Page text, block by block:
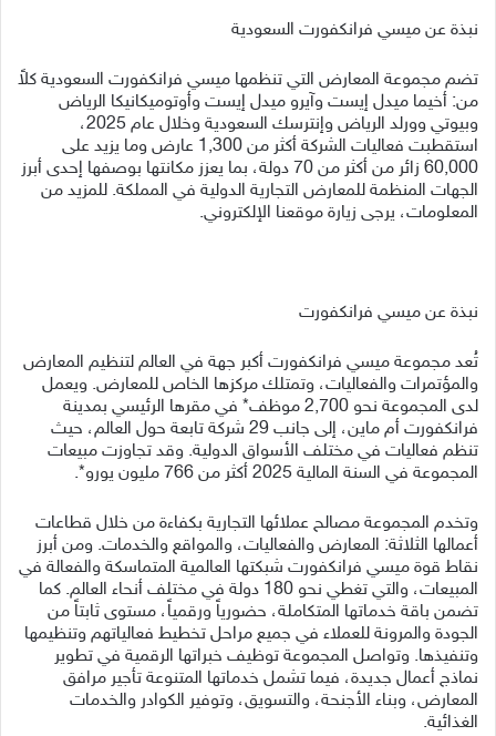
نبذة عن ميسي فرانكفورت السعودية
تضم مجموعة المعارض التي تنظمها ميسي فرانكفورت السعودية كلاً
من: أخيما ميدل إيست وآيرو ميدل إيست وأوتوميكانيكا الرياض
وبيوتي وورلد الرياض وإنترسك السعودية وخلال عام 2025،
استقطبت فعاليات الشركة أكثر من 1,300 عارض وما يزيد على
60,000 زائر من أكثر من 70 دولة، بما يعزز مكانتها بوصفها إحدى أبرز
الجهات المنظمة للمعارض التجارية الدولية في المملكة. للمزيد من
المعلومات، يرجى زيارة موقعنا الإلكتروني.
نبذة عن ميسي فرانكفورت
تُعد مجموعة ميسي فرانكفورت أكبر جهة في العالم لتنظيم المعارض
والمؤتمرات والفعاليات، وتمتلك مركزها الخاص للمعارض. ويعمل
لدى المجموعة نحو 2,700 موظف* في مقرها الرئيسي بمدينة
فرانكفورت أم ماين، إلى جانب 29 شركة تابعة حول العالم، حيث
تنظم فعاليات في مختلف الأسواق الدولية. وقد تجاوزت مبيعات
المجموعة في السنة المالية 2025 أكثر من 766 مليون يورو*.
وتخدم المجموعة مصالح عملائها التجارية بكفاءة من خلال قطاعات
أعمالها الثلاثة: المعارض والفعاليات، والمواقع والخدمات. ومن أبرز
نقاط قوة ميسي فرانكفورت شبكتها العالمية المتماسكة والفعالة في
المبيعات، والتي تغطي نحو 180 دولة في مختلف أنحاء العالم. كما
تضمن باقة خدماتها المتكاملة، حضورياً ورقمياً، مستوى ثابتاً من
الجودة والمرونة للعملاء في جميع مراحل تخطيط فعالياتهم وتنظيمها
وتنفيذها. وتواصل المجموعة توظيف خبراتها الرقمية في تطوير
نماذج أعمال جديدة، فيما تشمل خدماتها المتنوعة تأجير مرافق
المعارض، وبناء الأجنحة، والتسويق، وتوفير الكوادر والخدمات
الغذائية.